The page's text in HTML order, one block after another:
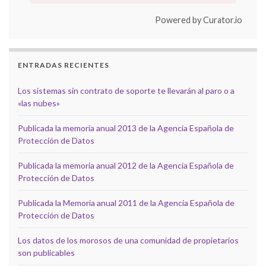
Powered by Curator.io
ENTRADAS RECIENTES
Los sistemas sin contrato de soporte te llevarán al paro o a
«las nubes»
Publicada la memoria anual 2013 de la Agencia Española de
Protección de Datos
Publicada la memoria anual 2012 de la Agencia Española de
Protección de Datos
Publicada la Memoria anual 2011 de la Agencia Española de
Protección de Datos
Los datos de los morosos de una comunidad de propietarios
son publicables